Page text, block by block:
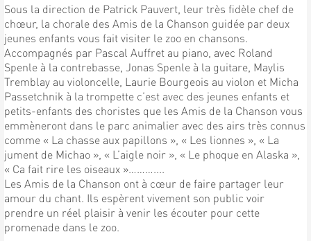
Sous la direction de Patrick Pauvert, leur très fidèle chef de
chœur, la chorale des Amis de la Chanson guidée par deux
jeunes enfants vous fait visiter le zoo en chansons.
Accompagnés par Pascal Auffret au piano, avec Roland
Spenle à la contrebasse, Jonas Spenle à la guitare, Maylis
Tremblay au violoncelle, Laurie Bourgeois au violon et Micha
Passetchnik à la trompette c’est avec des jeunes enfants et
petits-enfants des choristes que les Amis de la Chanson vous
emmèneront dans le parc animalier avec des airs très connus
comme « La chasse aux papillons », « Les lionnes », « La
jument de Michao », « L’aigle noir », « Le phoque en Alaska »,
« Ca fait rire les oiseaux »………....
Les Amis de la Chanson ont à cœur de faire partager leur
amour du chant. Ils espèrent vivement son public voir
prendre un réel plaisir à venir les écouter pour cette
promenade dans le zoo.